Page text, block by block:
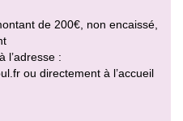
de 200€, non encaissé,
l’adresse :
ou directement à l’accueil